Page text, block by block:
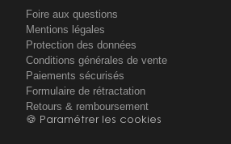
Foire aux questions
Mentions légales
Protection des données
Conditions générales de vente
Paiements sécurisés
Formulaire de rétractation
Retours & remboursement
🍪 Paramétrer les cookies